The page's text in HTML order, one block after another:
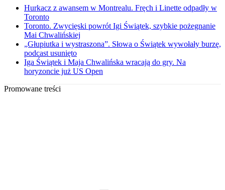
Hurkacz z awansem w Montrealu. Fręch i Linette odpadły w
Toronto
Toronto. Zwycięski powrót Igi Świątek, szybkie pożegnanie
Mai Chwalińskiej
„Głupiutka i wystraszona”. Słowa o Świątek wywołały burzę,
podcast usunięto
Iga Świątek i Maja Chwalińska wracają do gry. Na
horyzoncie już US Open
Promowane treści